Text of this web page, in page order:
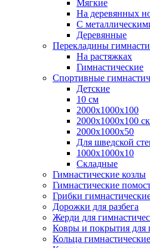
Мягкие
На деревянных
С
Деревянные
Перекладины
На растяжках
Гимнастические
Спортивные
Детские
10 см
2000х1000х100
2000х1000х100
2000х1000х50
Для шведской
1000х1000х10
Складные
Гимнастические козлы
Гимнастические
Грибки
Дорожки для разбега
Жерди для
Ковры и покрытия для
Кольца гимнастические